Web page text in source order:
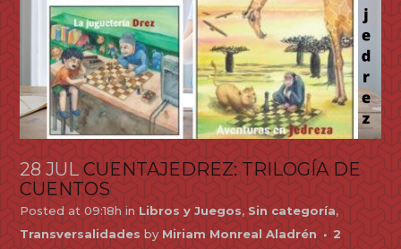
28 JUL CUENTAJEDREZ: TRILOGÍA DE
CUENTOS
Posted at 09:18hinLibros y Juegos,Sin categoría,
Transversalidades byMiriam Monreal Aladrén
2